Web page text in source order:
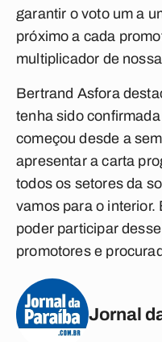
garantir o voto um a
próximo a cada
multiplicador de
Bertrand Asfora
tenha sido
começou desde a
apresentar a carta
todos os setores da
vamos para o interior.
poder participar
promotores e
Jornal